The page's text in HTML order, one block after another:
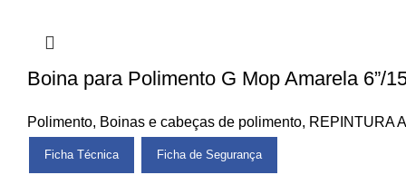
Boina para Polimento G Mop Amarela 6”/
Polimento, Boinas e cabeças de polimento, REPINTURA
Ficha Técnica Ficha de Segurança